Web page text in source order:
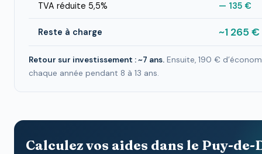
TVA réduite 5,5% — 135 €
Reste à charge ~1 265 €
Retour sur investissement : ~7 ans. Ensuite, 190 €
chaque année pendant 8 à 13 ans.
Calculez vos aides dans le Puy-de-